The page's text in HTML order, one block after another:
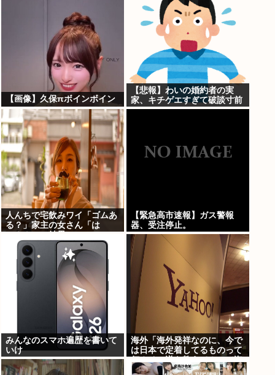
【画像】久保πボインボイン
【悲報】わいの婚約者の実
家、キチゲエすぎて破談寸前
人んちで宅飲みワイ「ゴムあ
る？」家主の女さん「は
【緊急高市速報】ガス警報
器、受注停止。
みんなのスマホ遍歴を書いて
いけ
海外「海外発祥なのに、今で
は日本で定着してるものって
何？その逆も教えて！」（海
外の反応）